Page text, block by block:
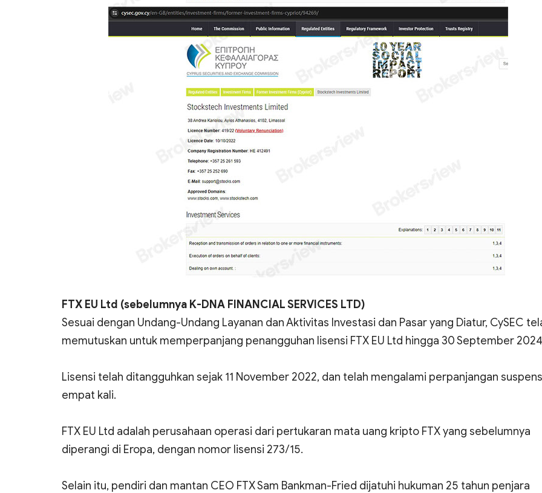
FTX EU Ltd (sebelumnya K-DNA FINANCIAL SERVICES LTD)
Sesuai dengan Undang-Undang Layanan dan Aktivitas Investasi dan Pasar yang Diatur, CySEC
memutuskan untuk memperpanjang penangguhan lisensi FTX EU Ltd hingga 30 September
Lisensi telah ditangguhkan sejak 11 November 2022, dan telah mengalami perpanjangan
empat kali.
FTX EU Ltd adalah perusahaan operasi dari pertukaran mata uang kripto FTX yang sebelumnya
diperangi di Eropa, dengan nomor lisensi 273/15.
Selain itu, pendiri dan mantan CEO FTX Sam Bankman-Fried dijatuhi hukuman 25 tahun penjara